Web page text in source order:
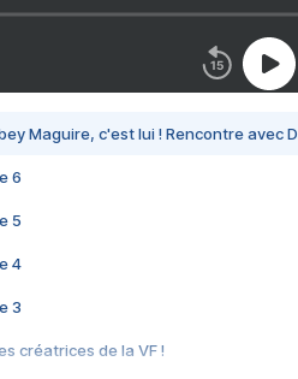
Maguire, c'est lui ! Rencontre avec
6
5
4
3
créatrices de la VF !